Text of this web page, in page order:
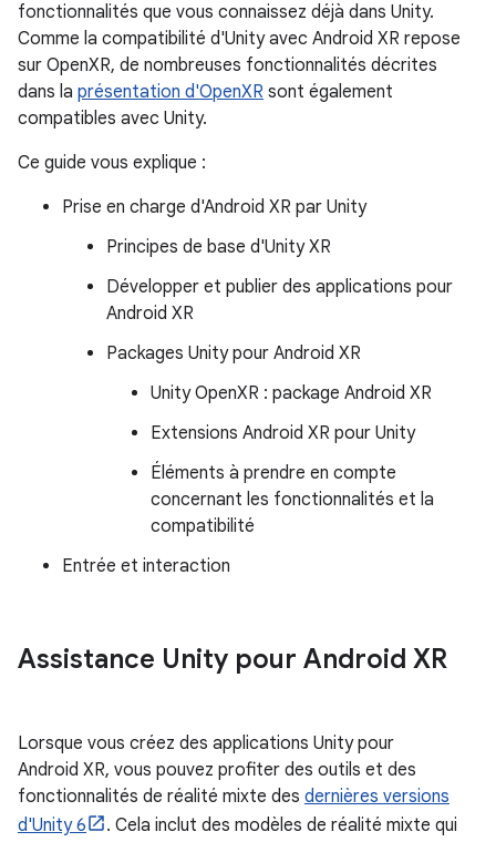
fonctionnalités que vous connaissez déjà dans Unity.
Comme la compatibilité d'Unity avec Android XR repose
sur OpenXR, de nombreuses fonctionnalités décrites
dans la présentation d'OpenXR sont également
compatibles avec Unity.
Ce guide vous explique :
Prise en charge d'Android XR par Unity
Principes de base d'Unity XR
Développer et publier des applications pour
Android XR
Packages Unity pour Android XR
Unity OpenXR : package Android XR
Extensions Android XR pour Unity
Éléments à prendre en compte
concernant les fonctionnalités et la
compatibilité
Entrée et interaction
Assistance Unity pour Android XR
Lorsque vous créez des applications Unity pour
Android XR, vous pouvez profiter des outils et des
fonctionnalités de réalité mixte des dernières versions
d'Unity 6
. Cela inclut des modèles de réalité mixte qui